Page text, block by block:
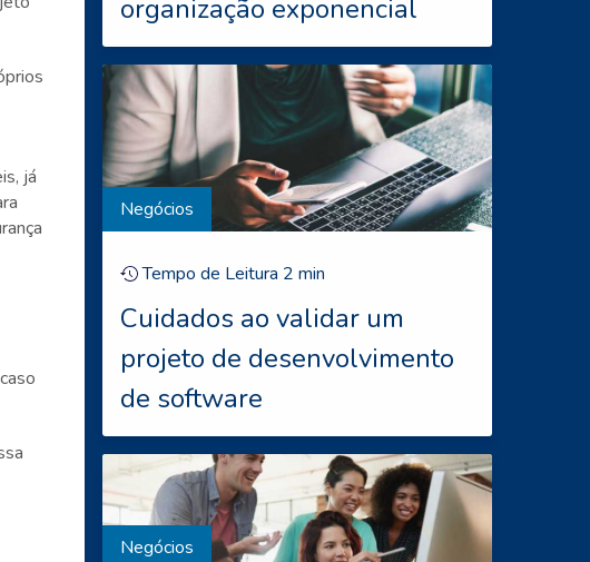
já
organização exponencial
Negócios
Tempo de Leitura 2 min
Cuidados ao validar um
projeto de desenvolvimento
de software
Negócios